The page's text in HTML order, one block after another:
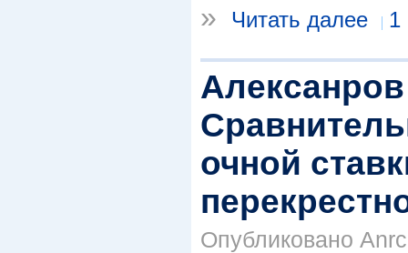
»
Читать далее 1
очной
Опубликовано